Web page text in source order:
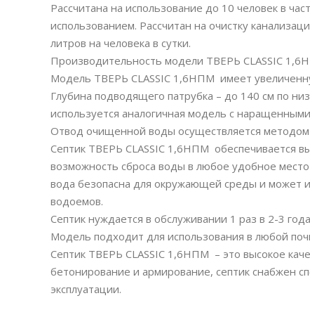
Рассчитана на использование до 10 человек в
использованием. Рассчитан на очистку
литров на человека в сутки.
Производительность модели ТВЕРЬ CLASSIC
Модель ТВЕРЬ CLASSIC 1,6НПМ имеет
Глубина подводящего патрубка – до 140 см по
используется аналогичная модель с
Отвод очищенной воды осуществляется методом
Септик ТВЕРЬ CLASSIC 1,6НПМ обеспечивается
возможность сброса воды в любое удобное
вода безопасна для окружающей среды и может
водоемов.
Септик нуждается в обслуживании 1 раз в 2-3
Модель подходит для использования в любой
Септик ТВЕРЬ CLASSIC 1,6НПМ – это высокое
бетонирование и армирование, септик снабжен
эксплуатации.